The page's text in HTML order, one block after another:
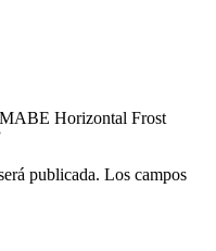
Horizontal Frost
publicada. Los campos